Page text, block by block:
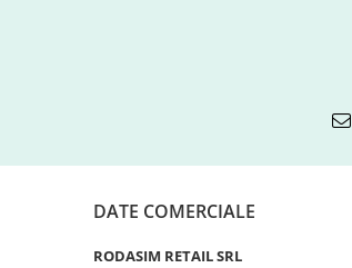
DATE COMERCIALE
RODASIM RETAIL SRL